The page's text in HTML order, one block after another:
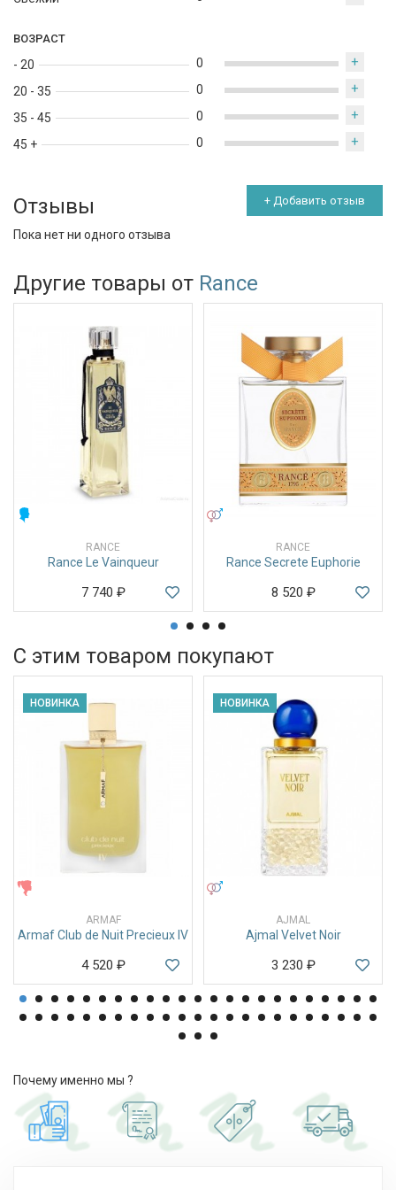
ВОЗРАСТ
- 20
20 - 35
35 - 45
45 +
0 +
0 +
0 +
0 +
Отзывы + Добавить отзыв
Пока нет ни одного отзыва
Другие товары от Rance
RANCE
Rance Le Vainqueur
7 740 ₽
RANCE
Rance Secrete Euphorie
8 520 ₽
С этим товаром покупают
НОВИНКА
ARMAF
Armaf Club de Nuit Precieux IV
4 520 ₽
НОВИНКА
AJMAL
Ajmal Velvet Noir
3 230 ₽
Почему именно мы ?